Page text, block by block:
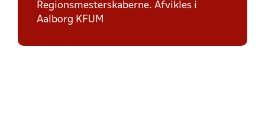
Regionsmesterskaberne. Afvikles i
Aalborg KFUM